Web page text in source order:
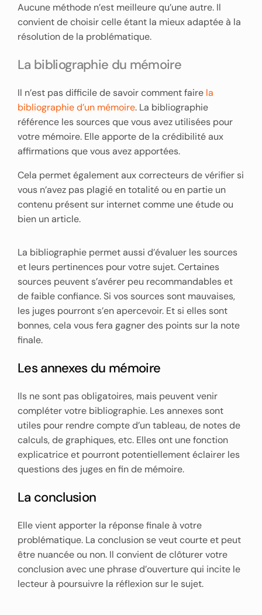
Aucune méthode n’est meilleure qu’une autre. Il
convient de choisir celle étant la mieux adaptée à la
résolution de la problématique.
La bibliographie du mémoire
Il n’est pas difficile de savoir comment faire la
bibliographie d’un mémoire. La bibliographie
référence les sources que vous avez utilisées pour
votre mémoire. Elle apporte de la crédibilité aux
affirmations que vous avez apportées.
Cela permet également aux correcteurs de vérifier si
vous n’avez pas plagié en totalité ou en partie un
contenu présent sur internet comme une étude ou
bien un article.
La bibliographie permet aussi d’évaluer les sources
et leurs pertinences pour votre sujet. Certaines
sources peuvent s’avérer peu recommandables et
de faible confiance. Si vos sources sont mauvaises,
les juges pourront s’en apercevoir. Et si elles sont
bonnes, cela vous fera gagner des points sur la note
finale.
Les annexes du mémoire
Ils ne sont pas obligatoires, mais peuvent venir
compléter votre bibliographie. Les annexes sont
utiles pour rendre compte d’un tableau, de notes de
calculs, de graphiques, etc. Elles ont une fonction
explicatrice et pourront potentiellement éclairer les
questions des juges en fin de mémoire.
La conclusion
Elle vient apporter la réponse finale à votre
problématique. La conclusion se veut courte et peut
être nuancée ou non. Il convient de clôturer votre
conclusion avec une phrase d’ouverture qui incite le
lecteur à poursuivre la réflexion sur le sujet.